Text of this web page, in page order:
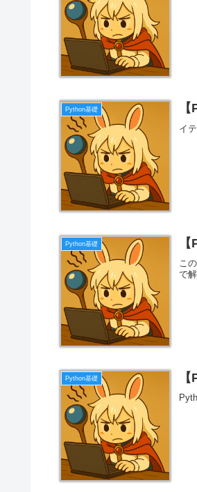
Python基礎
イ
Python基礎
こ
で
Python基礎